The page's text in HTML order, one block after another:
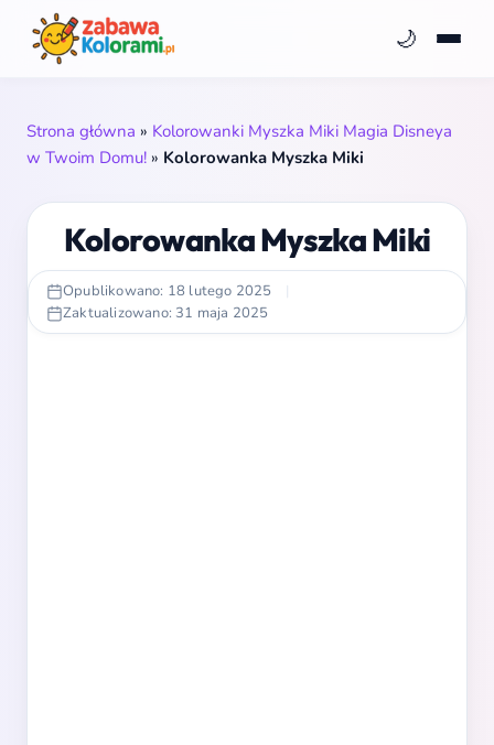
🌙
Strona główna » Kolorowanki Myszka Miki Magia Disneya
w Twoim Domu! » Kolorowanka Myszka Miki
Kolorowanka Myszka Miki
Opublikowano: 18 lutego 2025
|
Zaktualizowano: 31 maja 2025